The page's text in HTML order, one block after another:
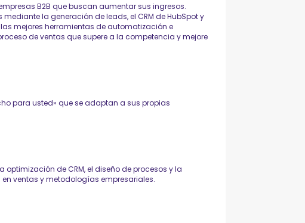
B2B que buscan aumentar sus ingresos.
la generación de leads, el CRM de HubSpot y
mejores herramientas de automatización e
de ventas que supere a la competencia y mejore
para usted» que se adaptan a sus propias
de CRM, el diseño de procesos y la
ventas y metodologías empresariales.